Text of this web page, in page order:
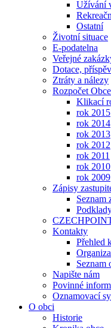
Užívání
Ostatní
Životní situace
E-podatelna
Veřejné
Dotace,
Ztráty a nálezy
Rozpočet
Klikací
rok 2015
rok 2014
rok 2013
rok 2012
rok 2011
rok 2010
rok 2009
Zápisy
Seznam
Kontakty
Přehled
Seznam
Napište nám
Povinné
Oznamovací
O obci
Historie